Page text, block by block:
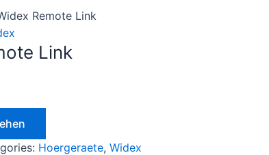
Remote Link
Link
Hoergeraete, Widex